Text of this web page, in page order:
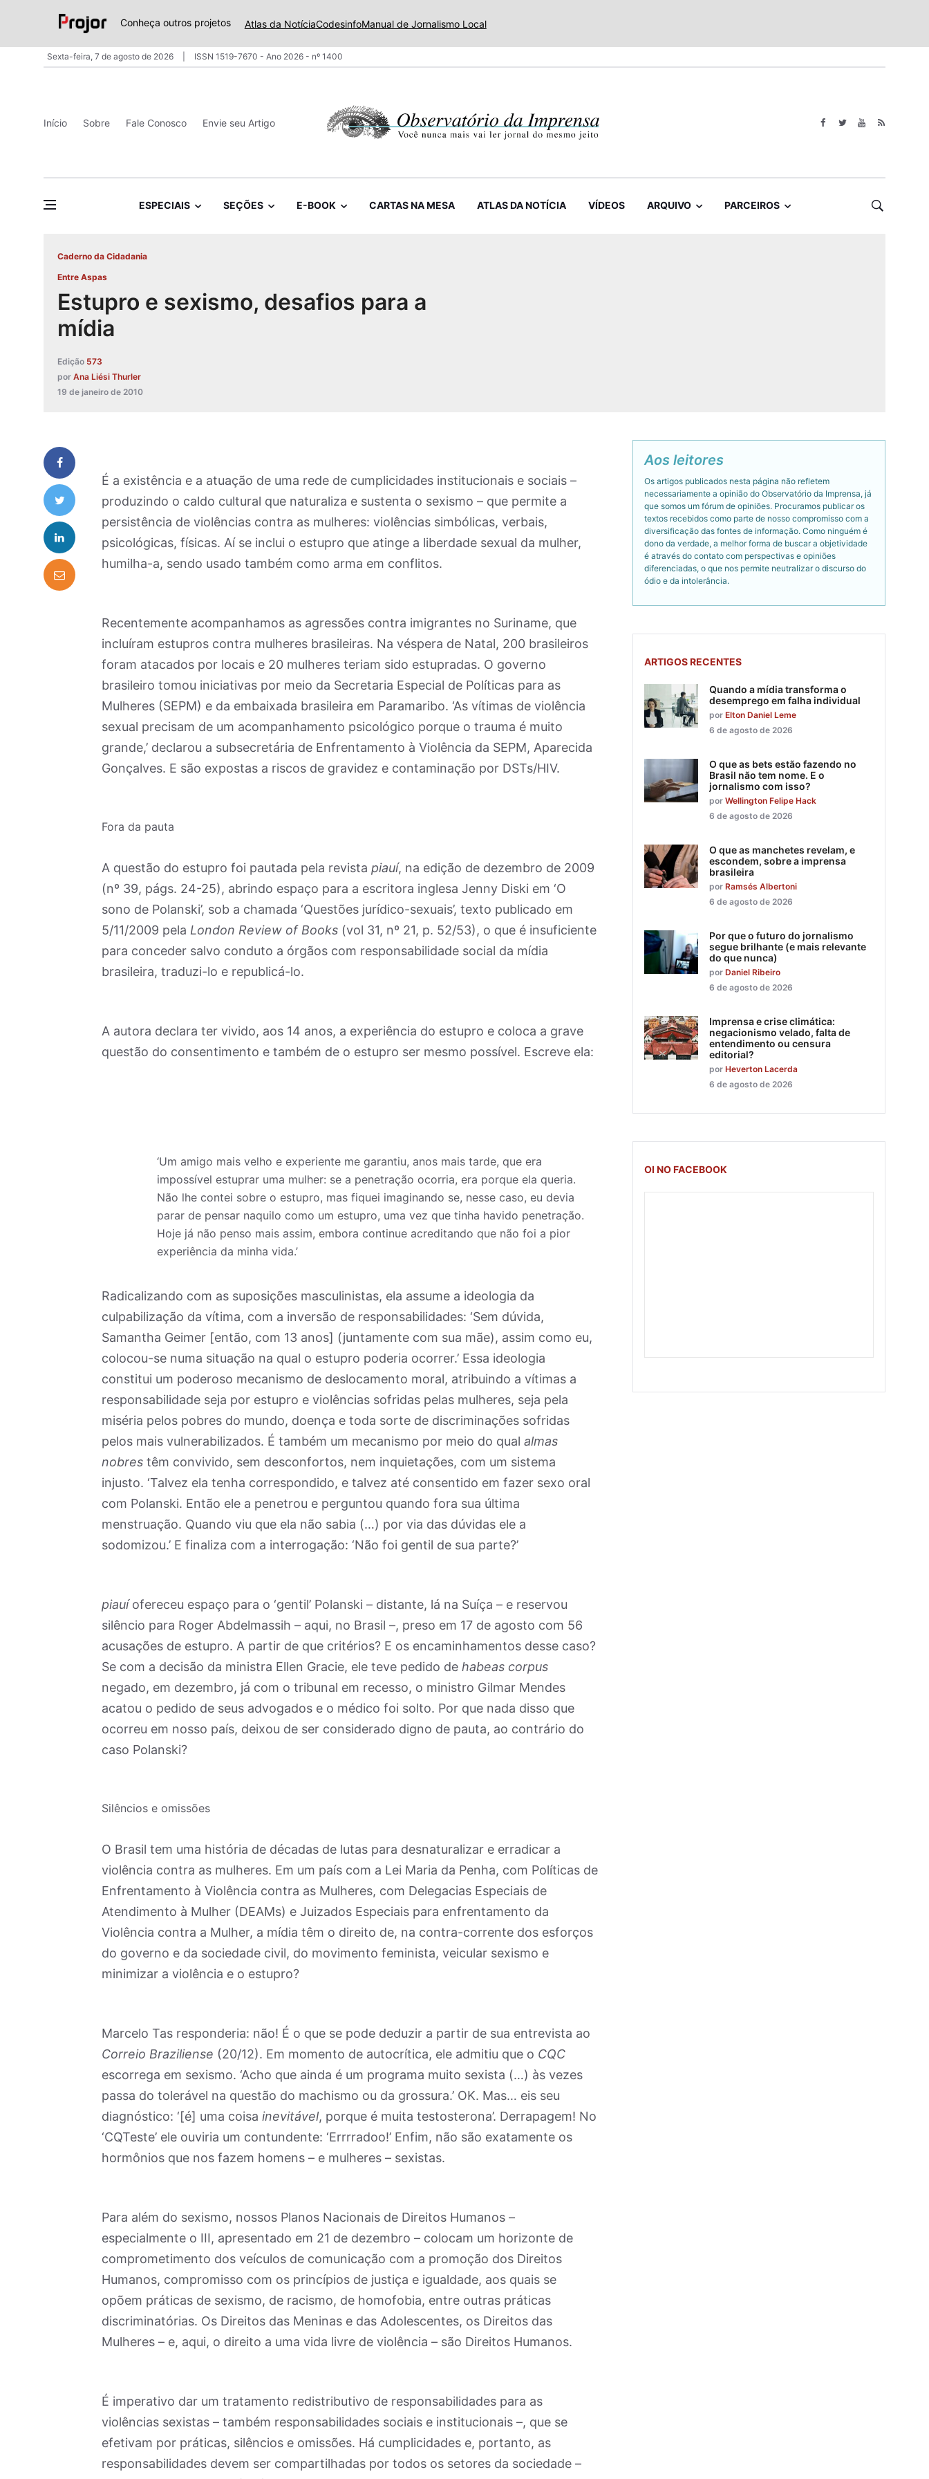
Conheça outros projetos Atlas da NotíciaCodesinfoManual de Jornalismo Local
Sexta-feira, 7 de agosto de 2026 ISSN 1519-7670 - Ano 2026 - nº 1400
Início Sobre Fale Conosco Envie seu Artigo
ESPECIAIS SEÇÕES E-BOOK CARTAS NA MESA ATLAS DA NOTÍCIA VÍDEOS ARQUIVO PARCEIROS
Caderno da Cidadania
Entre Aspas
Estupro e sexismo, desafios para a
mídia
Edição 573
por Ana Liési Thurler
19 de janeiro de 2010
É a existência e a atuação de uma rede de cumplicidades institucionais e sociais –
produzindo o caldo cultural que naturaliza e sustenta o sexismo – que permite a
persistência de violências contra as mulheres: violências simbólicas, verbais,
psicológicas, físicas. Aí se inclui o estupro que atinge a liberdade sexual da mulher,
humilha-a, sendo usado também como arma em conflitos.
Recentemente acompanhamos as agressões contra imigrantes no Suriname, que
incluíram estupros contra mulheres brasileiras. Na véspera de Natal, 200 brasileiros
foram atacados por locais e 20 mulheres teriam sido estupradas. O governo
brasileiro tomou iniciativas por meio da Secretaria Especial de Políticas para as
Mulheres (SEPM) e da embaixada brasileira em Paramaribo. ‘As vítimas de violência
sexual precisam de um acompanhamento psicológico porque o trauma é muito
grande,’ declarou a subsecretária de Enfrentamento à Violência da SEPM, Aparecida
Gonçalves. E são expostas a riscos de gravidez e contaminação por DSTs/HIV.
Fora da pauta
A questão do estupro foi pautada pela revista piauí, na edição de dezembro de 2009
(nº 39, págs. 24-25), abrindo espaço para a escritora inglesa Jenny Diski em ‘O
sono de Polanski’, sob a chamada ‘Questões jurídico-sexuais’, texto publicado em
5/11/2009 pela London Review of Books (vol 31, nº 21, p. 52/53), o que é insuficiente
para conceder salvo conduto a órgãos com responsabilidade social da mídia
brasileira, traduzi-lo e republicá-lo.
A autora declara ter vivido, aos 14 anos, a experiência do estupro e coloca a grave
questão do consentimento e também de o estupro ser mesmo possível. Escreve ela:
‘Um amigo mais velho e experiente me garantiu, anos mais tarde, que era
impossível estuprar uma mulher: se a penetração ocorria, era porque ela queria.
Não lhe contei sobre o estupro, mas fiquei imaginando se, nesse caso, eu devia
parar de pensar naquilo como um estupro, uma vez que tinha havido penetração.
Hoje já não penso mais assim, embora continue acreditando que não foi a pior
experiência da minha vida.’
Radicalizando com as suposições masculinistas, ela assume a ideologia da
culpabilização da vítima, com a inversão de responsabilidades: ‘Sem dúvida,
Samantha Geimer [então, com 13 anos] (juntamente com sua mãe), assim como eu,
colocou-se numa situação na qual o estupro poderia ocorrer.’ Essa ideologia
constitui um poderoso mecanismo de deslocamento moral, atribuindo a vítimas a
responsabilidade seja por estupro e violências sofridas pelas mulheres, seja pela
miséria pelos pobres do mundo, doença e toda sorte de discriminações sofridas
pelos mais vulnerabilizados. É também um mecanismo por meio do qual almas
nobres têm convivido, sem desconfortos, nem inquietações, com um sistema
injusto. ‘Talvez ela tenha correspondido, e talvez até consentido em fazer sexo oral
com Polanski. Então ele a penetrou e perguntou quando fora sua última
menstruação. Quando viu que ela não sabia (…) por via das dúvidas ele a
sodomizou.’ E finaliza com a interrogação: ‘Não foi gentil de sua parte?’
piauíofereceu espaço para o ‘gentil’ Polanski – distante, lá na Suíça – e reservou
silêncio para Roger Abdelmassih – aqui, no Brasil –, preso em 17 de agosto com 56
acusações de estupro. A partir de que critérios? E os encaminhamentos desse caso?
Se com a decisão da ministra Ellen Gracie, ele teve pedido de habeas corpus
negado, em dezembro, já com o tribunal em recesso, o ministro Gilmar Mendes
acatou o pedido de seus advogados e o médico foi solto. Por que nada disso que
ocorreu em nosso país, deixou de ser considerado digno de pauta, ao contrário do
caso Polanski?
Silêncios e omissões
O Brasil tem uma história de décadas de lutas para desnaturalizar e erradicar a
violência contra as mulheres. Em um país com a Lei Maria da Penha, com Políticas de
Enfrentamento à Violência contra as Mulheres, com Delegacias Especiais de
Atendimento à Mulher (DEAMs) e Juizados Especiais para enfrentamento da
Violência contra a Mulher, a mídia têm o direito de, na contra-corrente dos esforços
do governo e da sociedade civil, do movimento feminista, veicular sexismo e
minimizar a violência e o estupro?
Marcelo Tas responderia: não! É o que se pode deduzir a partir de sua entrevista ao
Correio Braziliense (20/12). Em momento de autocrítica, ele admitiu que o CQC
escorrega em sexismo. ‘Acho que ainda é um programa muito sexista (…) às vezes
passa do tolerável na questão do machismo ou da grossura.’ OK. Mas… eis seu
diagnóstico: ‘[é] uma coisa inevitável, porque é muita testosterona’. Derrapagem! No
‘CQTeste’ ele ouviria um contundente: ‘Errrradoo!’ Enfim, não são exatamente os
hormônios que nos fazem homens – e mulheres – sexistas.
Para além do sexismo, nossos Planos Nacionais de Direitos Humanos –
especialmente o III, apresentado em 21 de dezembro – colocam um horizonte de
comprometimento dos veículos de comunicação com a promoção dos Direitos
Humanos, compromisso com os princípios de justiça e igualdade, aos quais se
opõem práticas de sexismo, de racismo, de homofobia, entre outras práticas
discriminatórias. Os Direitos das Meninas e das Adolescentes, os Direitos das
Mulheres – e, aqui, o direito a uma vida livre de violência – são Direitos Humanos.
É imperativo dar um tratamento redistributivo de responsabilidades para as
violências sexistas – também responsabilidades sociais e institucionais –, que se
efetivam por práticas, silêncios e omissões. Há cumplicidades e, portanto, as
responsabilidades devem ser compartilhadas por todos os setores da sociedade –
Aos leitores
Os artigos publicados nesta página não refletem
necessariamente a opinião do Observatório da Imprensa, já
que somos um fórum de opiniões. Procuramos publicar os
textos recebidos como parte de nosso compromisso com a
diversificação das fontes de informação. Como ninguém é
dono da verdade, a melhor forma de buscar a objetividade
é através do contato com perspectivas e opiniões
diferenciadas, o que nos permite neutralizar o discurso do
ódio e da intolerância.
ARTIGOS RECENTES
Quando a mídia transforma o
desemprego em falha individual
por Elton Daniel Leme
6 de agosto de 2026
O que as bets estão fazendo no
Brasil não tem nome. E o
jornalismo com isso?
por Wellington Felipe Hack
6 de agosto de 2026
O que as manchetes revelam, e
escondem, sobre a imprensa
brasileira
por Ramsés Albertoni
6 de agosto de 2026
Por que o futuro do jornalismo
segue brilhante (e mais relevante
do que nunca)
por Daniel Ribeiro
6 de agosto de 2026
Imprensa e crise climática:
negacionismo velado, falta de
entendimento ou censura
editorial?
por Heverton Lacerda
6 de agosto de 2026
OI NO FACEBOOK